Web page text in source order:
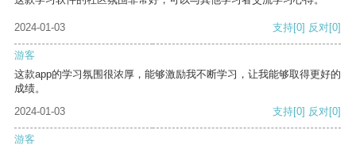
2024-01-03 支持[0] 反对[0]
游客
这款app的学习氛围很浓厚，能够激励我不断学习，让我能够取得更好的
成绩。
2024-01-03
支持[0] 反对[0]
游客